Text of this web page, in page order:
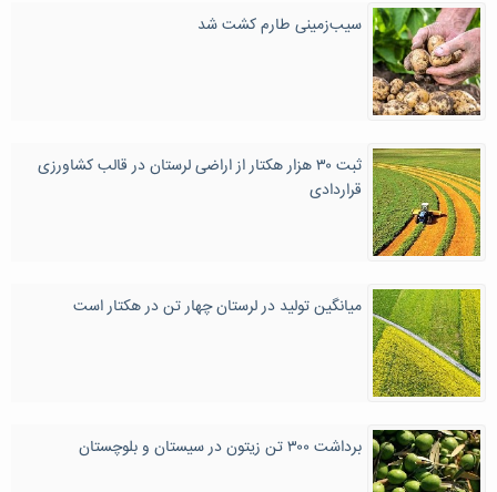
سیب‌زمینی طارم کشت شد
ثبت ۳۰ هزار هکتار از اراضی لرستان در قالب کشاورزی
قراردادی
میانگین تولید در لرستان چهار تن در هکتار است
برداشت ۳۰۰ تن زیتون در سیستان و بلوچستان